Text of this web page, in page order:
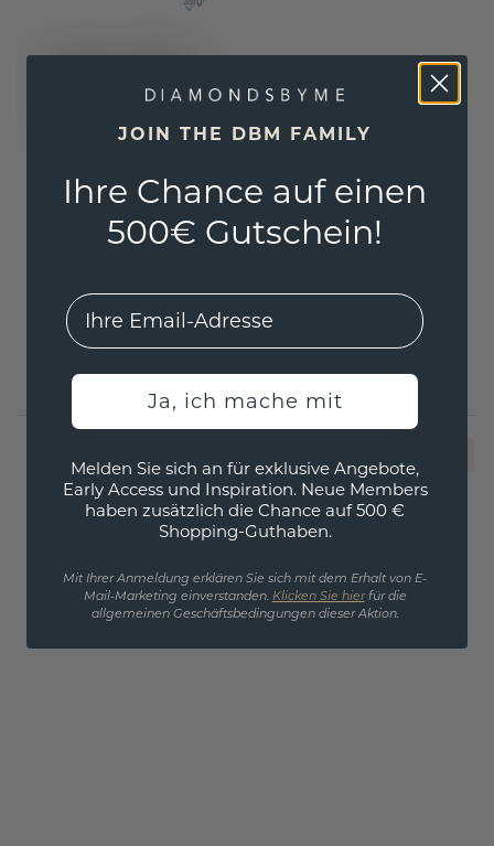
Manschettenknöpfe
Weißgold
Exkl. MwSt. & Zölle
FOLGE UNS AUF INSTAGRAM
JOIN THE DBM FAMILY
Ihre Chance auf einen
500€ Gutschein!
EMail
Ja, ich mache mit
Melden Sie sich an für exklusive Angebote,
Early Access und Inspiration. Neue Members
haben zusätzlich die Chance auf 500 €
Shopping-Guthaben.
Mit Ihrer Anmeldung erklären Sie sich mit dem Erhalt von E-
Mail-Marketing einverstanden. Klicken Sie hierfür die
allgemeinen Geschäftsbedingungen dieser Aktion.